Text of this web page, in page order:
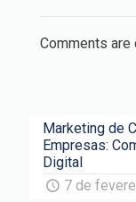
Comments are
Marketing de
Empresas:
Digital
7 de